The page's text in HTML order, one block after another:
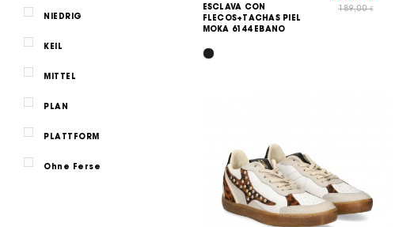
ESCLAVA CON
FLECOS+TACHAS PIEL
MOKA 6144 EBANO
189,00€
NIEDRIG
KEIL
MITTEL
PLAN
PLATTFORM
Ohne Ferse